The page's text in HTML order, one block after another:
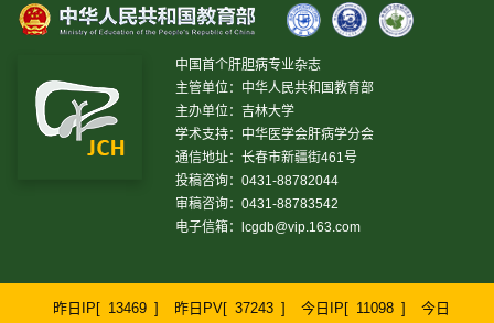
中国首个肝胆病专业杂志
主管单位：中华人民共和国教育部
主办单位：吉林大学
学术支持：中华医学会肝病学分会
通信地址：长春市新疆街461号
投稿咨询：0431-88782044
审稿咨询：0431-88783542
电子信箱：
lcgdb@vip.163.com
昨日IP[ 13469 ] 昨日PV[ 37243 ] 今日IP[ 11098 ] 今日